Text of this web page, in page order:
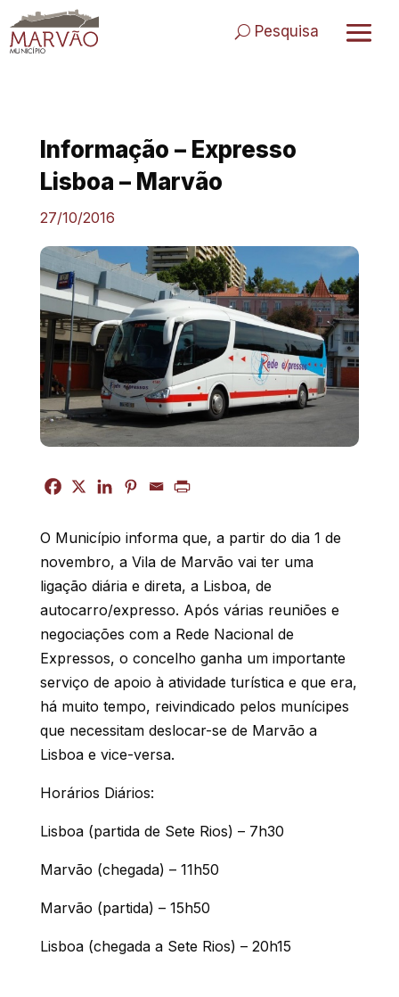
to
content
Pesquisa
Informação – Expresso
Lisboa – Marvão
27/10/2016
O Município informa que, a partir do dia 1 de
novembro, a Vila de Marvão vai ter uma
ligação diária e direta, a Lisboa, de
autocarro/expresso. Após várias reuniões e
negociações com a Rede Nacional de
Expressos, o concelho ganha um importante
serviço de apoio à atividade turística e que era,
há muito tempo, reivindicado pelos munícipes
que necessitam deslocar-se de Marvão a
Lisboa e vice-versa.
Horários Diários:
Lisboa (partida de Sete Rios) – 7h30
Marvão (chegada) – 11h50
Marvão (partida) – 15h50
Lisboa (chegada a Sete Rios) – 20h15